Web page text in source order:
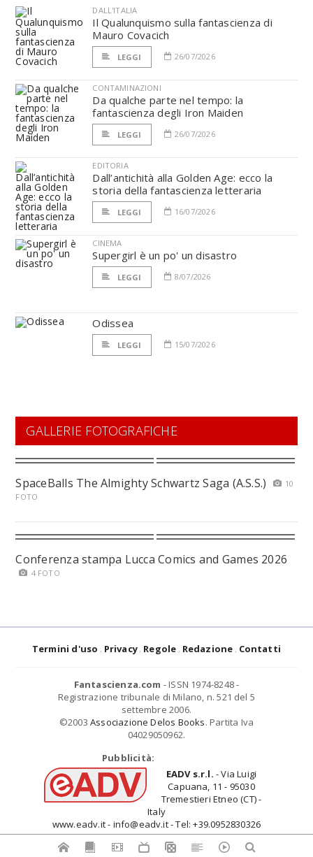
DALL'ITALIA
Il Qualunquismo sulla fantascienza di
Mauro Covacich
LEGGI 26/07/2026
CONTAMINAZIONI
Da qualche parte nel tempo: la
fantascienza degli Iron Maiden
LEGGI 26/07/2026
EDITORIA
Dall’antichità alla Golden Age: ecco la
storia della fantascienza letteraria
LEGGI 16/07/2026
CINEMA
Supergirl è un po' un disastro
LEGGI 8/07/2026
Odissea
LEGGI 15/07/2026
GALLERIE FOTOGRAFICHE
SpaceBalls The Almighty Schwartz Saga (A.S.S.)
10
FOTO
Conferenza stampa Lucca Comics and Games 2026
4 FOTO
Termini d'uso Privacy Regole Redazione Contatti
Fantascienza.com - ISSN 1974-8248 -
Registrazione tribunale di Milano, n. 521 del 5
settembre 2006.
©2003 Associazione Delos Books. Partita Iva
04029050962.
Pubblicità:
EADV s.r.l. - Via Luigi
Capuana, 11 - 95030
Tremestieri Etneo (CT) -
Italy
www.eadv.it - info@eadv.it - Tel: +39.0952830326